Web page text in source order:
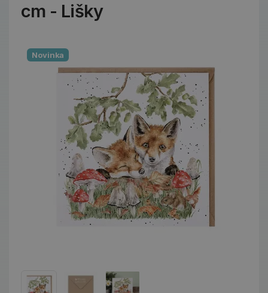
cm - Lišky
Novinka